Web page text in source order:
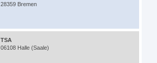
28359 Bremen
TSA
06108 Halle (Saale)